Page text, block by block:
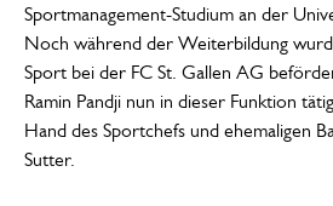
Sportmanagement-Studium an der
Noch während der Weiterbildung
Sport bei der FC St. Gallen AG
Ramin Pandji nun in dieser Funktion
Hand des Sportchefs und ehemaligen
Sutter.